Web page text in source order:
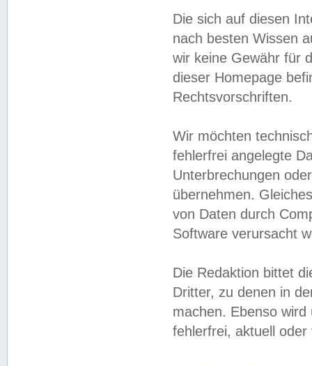
Die sich auf diesen
nach besten Wissen
wir keine Gewähr für
dieser Homepage
Rechtsvorschriften.
Wir möchten
fehlerfrei angelegte
Unterbrechungen
übernehmen.
von Daten durch
Software verursacht
Die Redaktion bittet
Dritter, zu denen in
machen. Ebenso
fehlerfrei, aktuell oder